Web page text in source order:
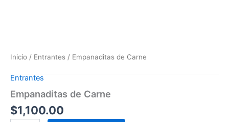
Inicio / Entrantes / Empanaditas de Carne
Entrantes
Empanaditas de Carne
$1,100.00